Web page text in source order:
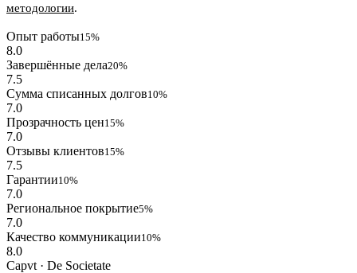
методологии.
Опыт работы15%
8.0
Завершённые дела20%
7.5
Сумма списанных долгов10%
7.0
Прозрачность цен15%
7.0
Отзывы клиентов15%
7.5
Гарантии10%
7.0
Региональное покрытие5%
7.0
Качество коммуникации10%
8.0
Capvt · De Societate